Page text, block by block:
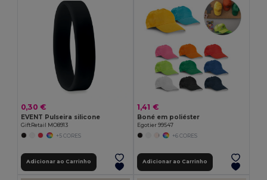
0,30 €
EVENT Pulseira silicone
GiftRetail MO8913
+5 CORES
Adicionar ao Carrinho
1,41 €
Boné em poliéster
Egotier 99547
+6 CORES
Adicionar ao Carrinho